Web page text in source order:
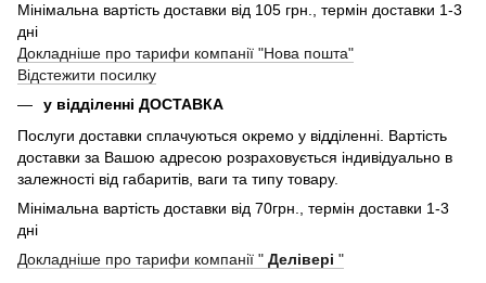
Мінімальна вартість доставки від 105 грн., термін доставки 1-3
дні
Докладніше про тарифи компанії "Нова пошта"
Відстежити посилку
у відділенні ДОСТАВКА
Послуги доставки сплачуються окремо у відділенні. Вартість
доставки за Вашою адресою розраховується індивідуально в
залежності від габаритів, ваги та типу товару.
Мінімальна вартість доставки від 70грн., термін доставки 1-3
дні
Докладніше про тарифи компанії " Делівері "